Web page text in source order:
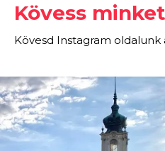
Kövess
Kövesd Instagram